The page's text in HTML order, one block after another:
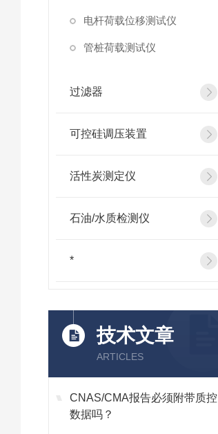
电杆荷载位移测试仪
管桩荷载测试仪
过滤器
可控硅调压装置
活性炭测定仪
石油/水质检测仪
*
技术文章
ARTICLES
CNAS/CMA报告必须附带质控
数据吗？